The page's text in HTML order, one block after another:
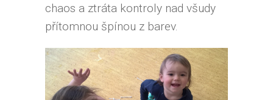
chaos a ztráta kontroly nad všudy
přítomnou špínou z barev.